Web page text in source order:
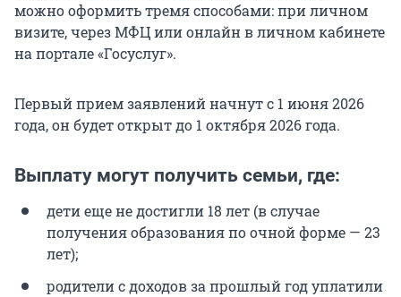
можно оформить тремя способами: при личном
визите, через МФЦ или онлайн в личном кабинете
на портале «Госуслуг».
Первый прием заявлений начнут с 1 июня 2026
года, он будет открыт до 1 октября 2026 года.
Выплату могут получить семьи, где:
дети еще не достигли 18 лет (в случае
получения образования по очной форме — 23
лет);
родители с доходов за прошлый год уплатили